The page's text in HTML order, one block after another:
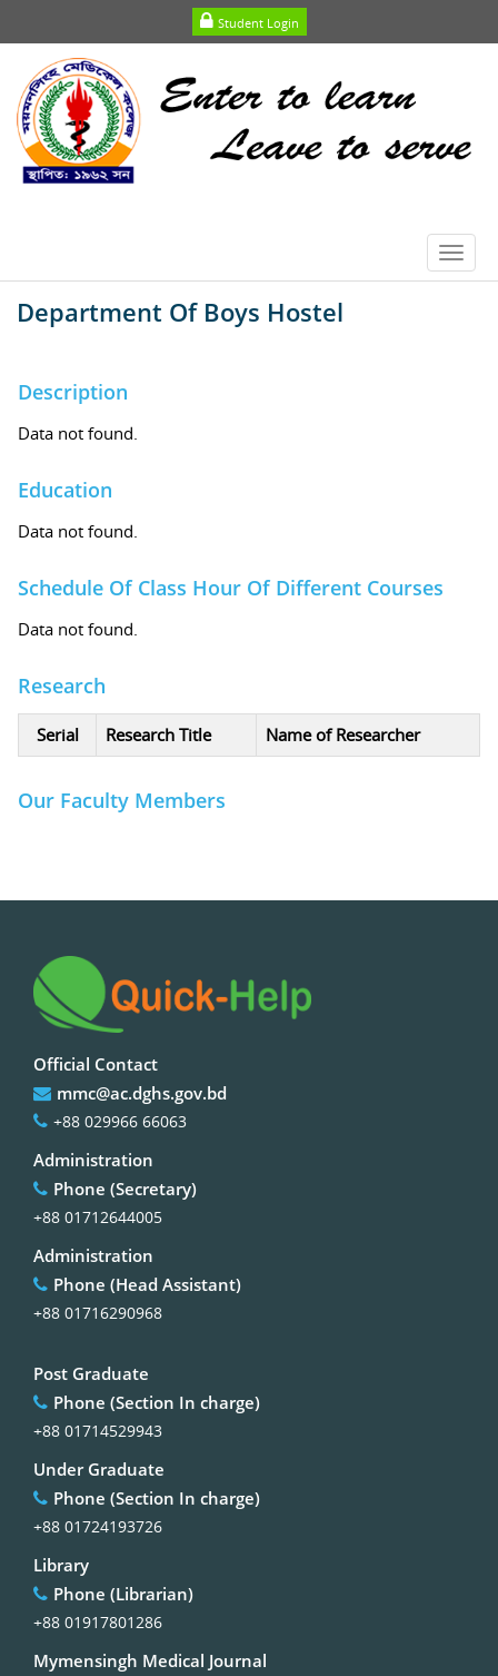
Student Login
Department Of Boys Hostel
Description
Data not found.
Education
Data not found.
Schedule Of Class Hour Of Different Courses
Data not found.
Research
Serial Research Title Name of Researcher
Our Faculty Members
Official Contact
mmc@ac.dghs.gov.bd
+88 029966 66063
Administration
Phone (Secretary)
+88 01712644005
Administration
Phone (Head Assistant)
+88 01716290968
Post Graduate
Phone (Section In charge)
+88 01714529943
Under Graduate
Phone (Section In charge)
+88 01724193726
Library
Phone (Librarian)
+88 01917801286
Mymensingh Medical Journal